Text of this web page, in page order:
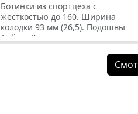
Ботинки из спортцеха с
жесткостью до 160. Ширина
колодки 93 мм (26,5). Подошвы
Apline. Для спортсменов.